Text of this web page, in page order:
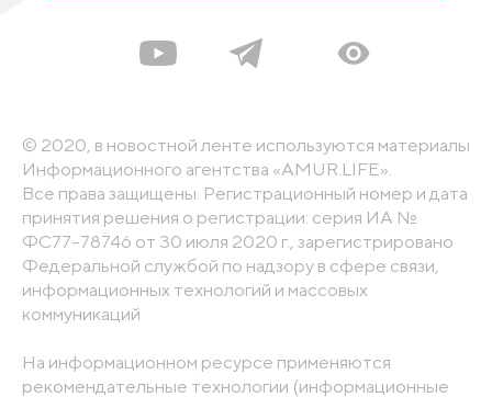
© 2020, в новостной ленте используются материалы
Информационного агентства «AMUR.LIFE».
Все права защищены. Регистрационный номер и дата
принятия решения о регистрации: серия ИА №
ФС77-78746 от 30 июля 2020 г., зарегистрировано
Федеральной службой по надзору в сфере связи,
информационных технологий и массовых
коммуникаций
На информационном ресурсе применяются
рекомендательные технологии (информационные